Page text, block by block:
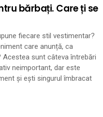
bărbați. Care ți se
fiecare stil vestimentar?
care anunță, ca
sunt câteva întrebări
neimportant, dar este
și ești singurul îmbracat